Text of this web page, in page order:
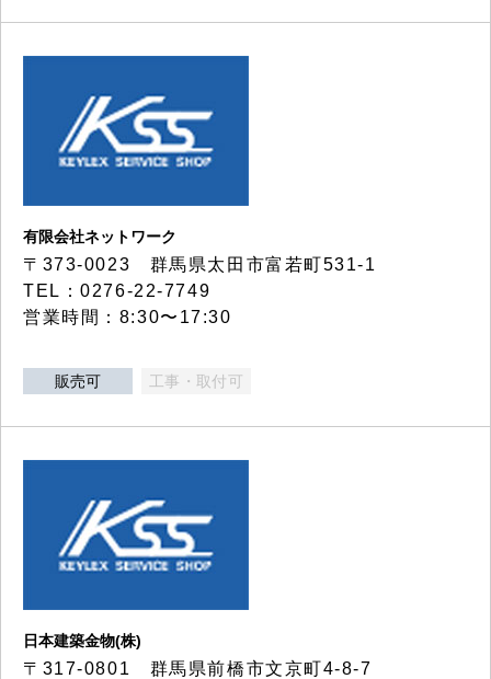
有限会社ネットワーク
〒373-0023 群馬県太田市富若町531-1
TEL：0276-22-7749
営業時間：8:30〜17:30
販売可 工事・取付可
日本建築金物(株)
〒317‐0801 群馬県前橋市文京町4-8-7